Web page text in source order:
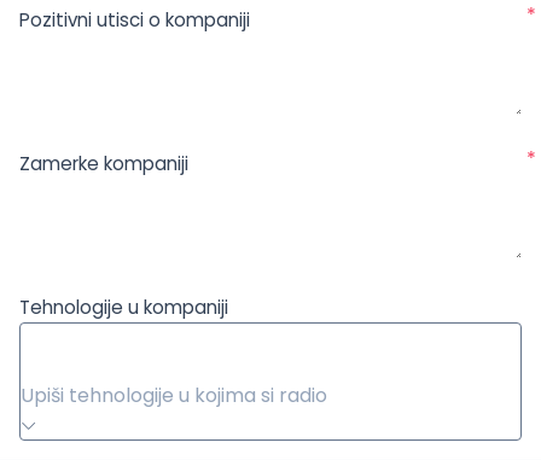
Pozitivni utisci o kompaniji *
Zamerke kompaniji *
Tehnologije u kompaniji
Upiši tehnologije u kojima si radio